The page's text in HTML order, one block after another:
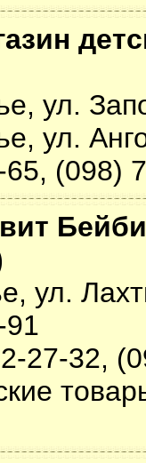
ул.
ул.
(098)
ул.
27-32,